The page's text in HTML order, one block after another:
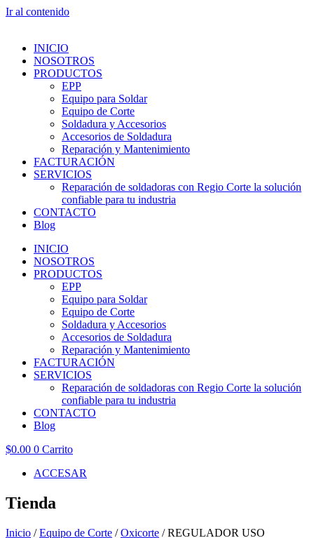
Ir al contenido
INICIO
NOSOTROS
PRODUCTOS
EPP
Equipo para Soldar
Equipo de Corte
Soldadura y Accesorios
Accesorios de Soldadura
Reparación y Mantenimiento
FACTURACIÓN
SERVICIOS
Reparación de soldadoras con Regio Corte la solución
confiable para tu industria
CONTACTO
Blog
INICIO
NOSOTROS
PRODUCTOS
EPP
Equipo para Soldar
Equipo de Corte
Soldadura y Accesorios
Accesorios de Soldadura
Reparación y Mantenimiento
FACTURACIÓN
SERVICIOS
Reparación de soldadoras con Regio Corte la solución
confiable para tu industria
CONTACTO
Blog
$0.00 0 Carrito
ACCESAR
Tienda
Inicio /Equipo de Corte /Oxicorte / REGULADOR USO